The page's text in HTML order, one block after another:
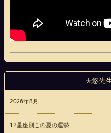
天悠先
2026年8月
12星座別この夏の運勢